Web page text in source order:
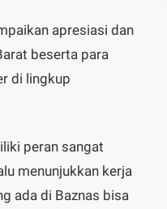
apresiasi dan
beserta para
di lingkup
peran sangat
menunjukkan kerja
ada di Baznas bisa